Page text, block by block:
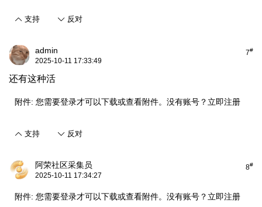
支持 反对
7#
admin
2025-10-11 17:33:49
还有这种活
附件: 您需要登录才可以下载或查看附件。没有账号？ 立即注册
支持 反对
8#
阿荣社区采集员
2025-10-11 17:34:27
附件: 您需要登录才可以下载或查看附件。没有账号？ 立即注册